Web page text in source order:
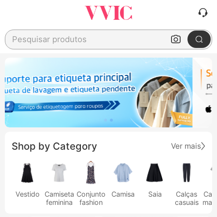
Pesquisar produtos
Shop by Category Ver mais
Vestido
Camiseta
feminina
Conjunto
fashion
Camisa Saia
Calças
casuais